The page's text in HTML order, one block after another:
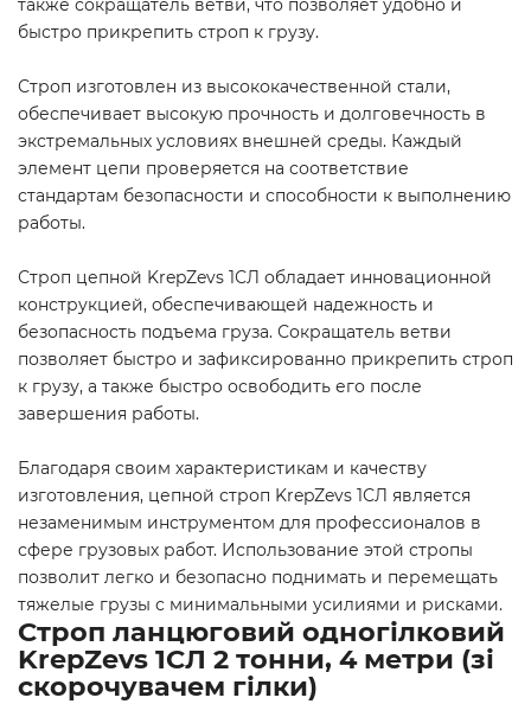
также сокращатель ветви, что позволяет удобно и
быстро прикрепить строп к грузу.
Строп изготовлен из высококачественной стали,
обеспечивает высокую прочность и долговечность в
экстремальных условиях внешней среды. Каждый
элемент цепи проверяется на соответствие
стандартам безопасности и способности к выполнению
работы.
Строп цепной KrepZevs 1СЛ обладает инновационной
конструкцией, обеспечивающей надежность и
безопасность подъема груза. Сокращатель ветви
позволяет быстро и зафиксированно прикрепить строп
к грузу, а также быстро освободить его после
завершения работы.
Благодаря своим характеристикам и качеству
изготовления, цепной строп KrepZevs 1СЛ является
незаменимым инструментом для профессионалов в
сфере грузовых работ. Использование этой стропы
позволит легко и безопасно поднимать и перемещать
тяжелые грузы с минимальными усилиями и рисками.
Строп ланцюговий одногілковий
KrepZevs 1СЛ 2 тонни, 4 метри (зі
скорочувачем гілки)